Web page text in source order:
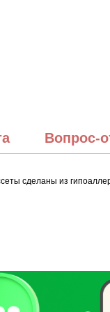
Вопрос-
сделаны из